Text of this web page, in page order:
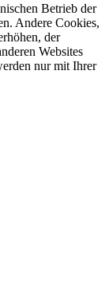
Betrieb der
Andere Cookies,
der
Websites
nur mit Ihrer